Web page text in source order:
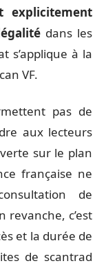
explicitement
dans les
s’applique à la
VF.
pas de
aux lecteurs
sur le plan
française ne
de
revanche, c’est
et la durée de
de scantrad